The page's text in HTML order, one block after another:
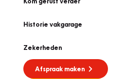
Historie vakgarage
Zekerheden
Afspraak maken